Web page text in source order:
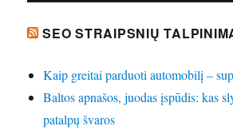
SEO STRAIPSNIŲ
Kaip greitai parduoti automobilį –
Baltos apnašos, juodas įspūdis: kas
patalpų švaros